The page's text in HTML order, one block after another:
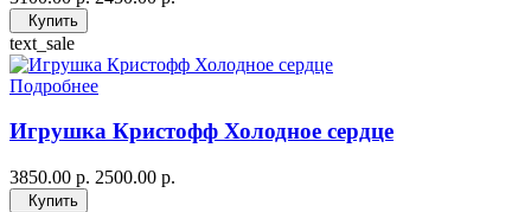
Купить
text_sale
Подробнее
Игрушка Кристофф Холодное сердце
3850.00 р. 2500.00 р.
Купить